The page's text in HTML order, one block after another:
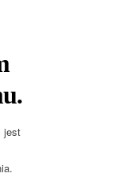
jest